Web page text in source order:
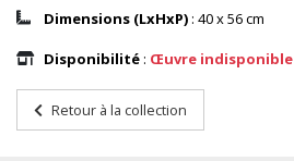
Dimensions (LxHxP) : 40 x 56 cm
Disponibilité : Œuvre indisponible
Retour à la collection